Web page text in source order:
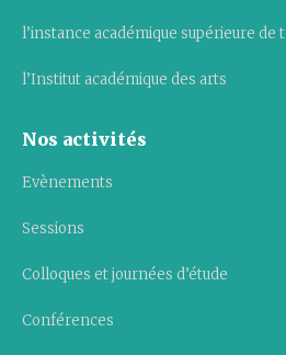
l’instance académique supérieure de
l’Institut académique des arts
Nos activités
Evènements
Sessions
Colloques et journées d’étude
Conférences